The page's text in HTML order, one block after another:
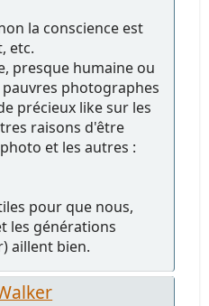
la conscience est
etc.
presque humaine ou
photographes
précieux like sur les
raisons d'être
et les autres :
pour que nous,
les générations
aillent bien.